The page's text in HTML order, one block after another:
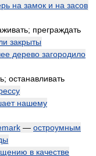
на замок и на засов
преграждать
закрыты
дерево загородило
останавливать
нашему
— остроумным
в качестве